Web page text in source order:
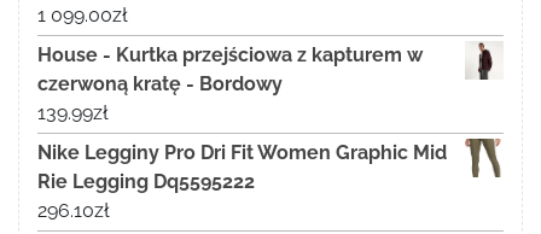
1 099.00zł
House - Kurtka przejściowa z kapturem w
czerwoną kratę - Bordowy
139.99zł
Nike Legginy Pro Dri Fit Women Graphic Mid
Rie Legging Dq5595222
296.10zł